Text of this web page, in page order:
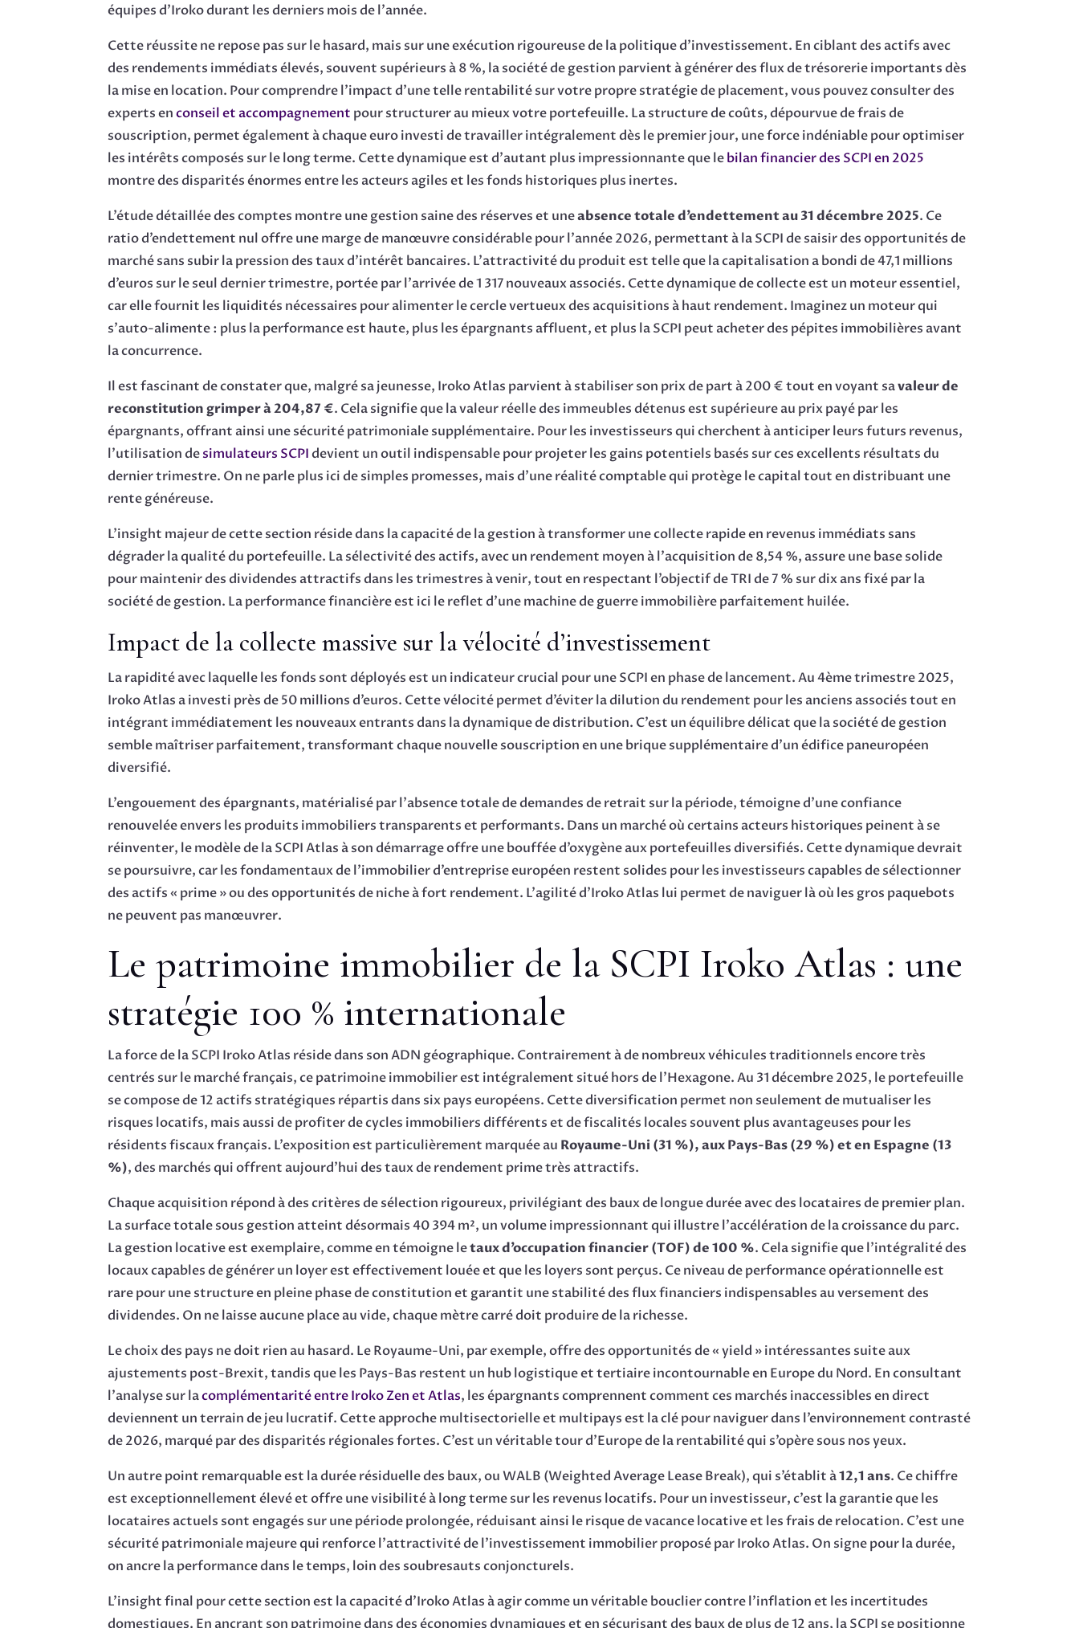
équipes d’Iroko durant les derniers mois de l’année.
Cette réussite ne repose pas sur le hasard, mais sur une exécution rigoureuse de la politique d’investissement. En ciblant des actifs avec
des rendements immédiats élevés, souvent supérieurs à 8 %, la société de gestion parvient à générer des flux de trésorerie importants dès
la mise en location. Pour comprendre l’impact d’une telle rentabilité sur votre propre stratégie de placement, vous pouvez consulter des
experts enconseil et accompagnement pour structurer au mieux votre portefeuille. La structure de coûts, dépourvue de frais de
souscription, permet également à chaque euro investi de travailler intégralement dès le premier jour, une force indéniable pour optimiser
les intérêts composés sur le long terme. Cette dynamique est d’autant plus impressionnante que lebilan financier des SCPI en 2025
montre des disparités énormes entre les acteurs agiles et les fonds historiques plus inertes.
L’étude détaillée des comptes montre une gestion saine des réserves et uneabsence totale d’endettement au 31 décembre 2025. Ce
ratio d’endettement nul offre une marge de manœuvre considérable pour l’année 2026, permettant à la SCPI de saisir des opportunités de
marché sans subir la pression des taux d’intérêt bancaires. L’attractivité du produit est telle que la capitalisation a bondi de 47,1 millions
d’euros sur le seul dernier trimestre, portée par l’arrivée de 1 317 nouveaux associés. Cette dynamique de collecte est un moteur essentiel,
car elle fournit les liquidités nécessaires pour alimenter le cercle vertueux des acquisitions à haut rendement. Imaginez un moteur qui
s’auto-alimente : plus la performance est haute, plus les épargnants affluent, et plus la SCPI peut acheter des pépites immobilières avant
la concurrence.
Il est fascinant de constater que, malgré sa jeunesse, Iroko Atlas parvient à stabiliser son prix de part à 200 € tout en voyant savaleur de
reconstitution grimper à 204,87 €. Cela signifie que la valeur réelle des immeubles détenus est supérieure au prix payé par les
épargnants, offrant ainsi une sécurité patrimoniale supplémentaire. Pour les investisseurs qui cherchent à anticiper leurs futurs revenus,
l’utilisation desimulateurs SCPIdevient un outil indispensable pour projeter les gains potentiels basés sur ces excellents résultats du
dernier trimestre. On ne parle plus ici de simples promesses, mais d’une réalité comptable qui protège le capital tout en distribuant une
rente généreuse.
L’insight majeur de cette section réside dans la capacité de la gestion à transformer une collecte rapide en revenus immédiats sans
dégrader la qualité du portefeuille. La sélectivité des actifs, avec un rendement moyen à l’acquisition de 8,54 %, assure une base solide
pour maintenir des dividendes attractifs dans les trimestres à venir, tout en respectant l’objectif de TRI de 7 % sur dix ans fixé par la
société de gestion. La performance financière est ici le reflet d’une machine de guerre immobilière parfaitement huilée.
Impact de la collecte massive sur la vélocité d’investissement
La rapidité avec laquelle les fonds sont déployés est un indicateur crucial pour une SCPI en phase de lancement. Au 4ème trimestre 2025,
Iroko Atlas a investi près de 50 millions d’euros. Cette vélocité permet d’éviter la dilution du rendement pour les anciens associés tout en
intégrant immédiatement les nouveaux entrants dans la dynamique de distribution. C’est un équilibre délicat que la société de gestion
semble maîtriser parfaitement, transformant chaque nouvelle souscription en une brique supplémentaire d’un édifice paneuropéen
diversifié.
L’engouement des épargnants, matérialisé par l’absence totale de demandes de retrait sur la période, témoigne d’une confiance
renouvelée envers les produits immobiliers transparents et performants. Dans un marché où certains acteurs historiques peinent à se
réinventer, le modèle de la SCPI Atlas à son démarrage offre une bouffée d’oxygène aux portefeuilles diversifiés. Cette dynamique devrait
se poursuivre, car les fondamentaux de l’immobilier d’entreprise européen restent solides pour les investisseurs capables de sélectionner
des actifs « prime » ou des opportunités de niche à fort rendement. L’agilité d’Iroko Atlas lui permet de naviguer là où les gros paquebots
ne peuvent pas manœuvrer.
Le patrimoine immobilier de la SCPI Iroko Atlas : une
stratégie 100 % internationale
La force de la SCPI Iroko Atlas réside dans son ADN géographique. Contrairement à de nombreux véhicules traditionnels encore très
centrés sur le marché français, ce patrimoine immobilier est intégralement situé hors de l’Hexagone. Au 31 décembre 2025, le portefeuille
se compose de 12 actifs stratégiques répartis dans six pays européens. Cette diversification permet non seulement de mutualiser les
risques locatifs, mais aussi de profiter de cycles immobiliers différents et de fiscalités locales souvent plus avantageuses pour les
résidents fiscaux français. L’exposition est particulièrement marquée au Royaume-Uni (31 %), aux Pays-Bas (29 %) et en Espagne (13
%), des marchés qui offrent aujourd’hui des taux de rendement prime très attractifs.
Chaque acquisition répond à des critères de sélection rigoureux, privilégiant des baux de longue durée avec des locataires de premier plan.
La surface totale sous gestion atteint désormais 40 394 m², un volume impressionnant qui illustre l’accélération de la croissance du parc.
La gestion locative est exemplaire, comme en témoigne letaux d’occupation financier (TOF) de 100 %. Cela signifie que l’intégralité des
locaux capables de générer un loyer est effectivement louée et que les loyers sont perçus. Ce niveau de performance opérationnelle est
rare pour une structure en pleine phase de constitution et garantit une stabilité des flux financiers indispensables au versement des
dividendes. On ne laisse aucune place au vide, chaque mètre carré doit produire de la richesse.
Le choix des pays ne doit rien au hasard. Le Royaume-Uni, par exemple, offre des opportunités de « yield » intéressantes suite aux
ajustements post-Brexit, tandis que les Pays-Bas restent un hub logistique et tertiaire incontournable en Europe du Nord. En consultant
l’analyse sur lacomplémentarité entre Iroko Zen et Atlas, les épargnants comprennent comment ces marchés inaccessibles en direct
deviennent un terrain de jeu lucratif. Cette approche multisectorielle et multipays est la clé pour naviguer dans l’environnement contrasté
de 2026, marqué par des disparités régionales fortes. C’est un véritable tour d’Europe de la rentabilité qui s’opère sous nos yeux.
Un autre point remarquable est la durée résiduelle des baux, ou WALB (Weighted Average Lease Break), qui s’établit à12,1 ans. Ce chiffre
est exceptionnellement élevé et offre une visibilité à long terme sur les revenus locatifs. Pour un investisseur, c’est la garantie que les
locataires actuels sont engagés sur une période prolongée, réduisant ainsi le risque de vacance locative et les frais de relocation. C’est une
sécurité patrimoniale majeure qui renforce l’attractivité de l’investissement immobilier proposé par Iroko Atlas. On signe pour la durée,
on ancre la performance dans le temps, loin des soubresauts conjoncturels.
L’insight final pour cette section est la capacité d’Iroko Atlas à agir comme un véritable bouclier contre l’inflation et les incertitudes
domestiques. En ancrant son patrimoine dans des économies dynamiques et en sécurisant des baux de plus de 12 ans, la SCPI se positionne